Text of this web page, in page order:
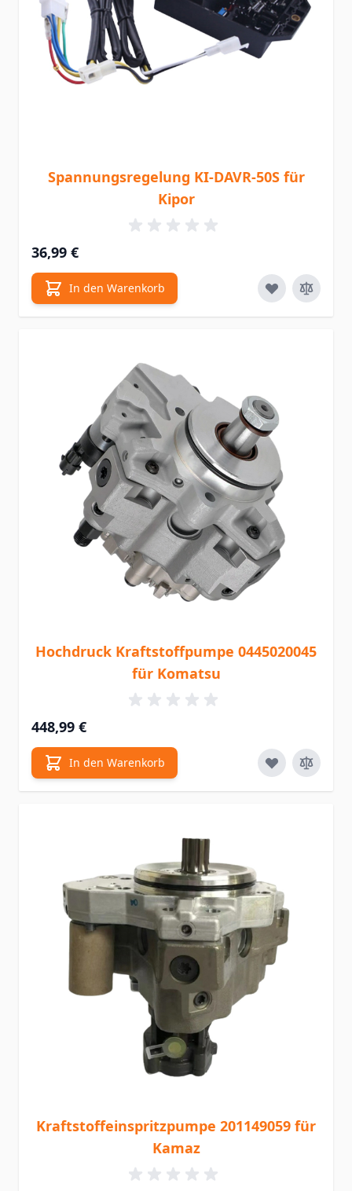
Spannungsregelung KI-DAVR-50S für
Kipor
36,99 €
In den Warenkorb
Hochdruck Kraftstoffpumpe 0445020045
für Komatsu
448,99 €
In den Warenkorb
Kraftstoffeinspritzpumpe 201149059 für
Kamaz